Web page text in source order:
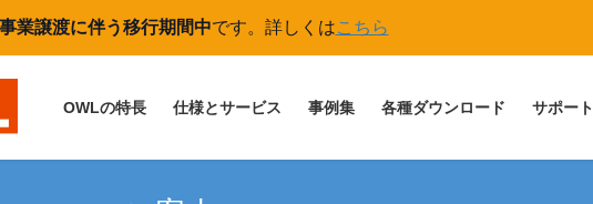
事業譲渡に伴う移行期間中です。詳しくはこちら
OWLの特長 仕様とサービス 事例集 各種ダウンロード サポート